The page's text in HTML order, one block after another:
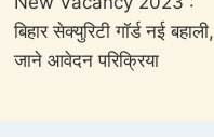
बिहार सेक्युरिटी गॉर्ड नई बहाली,
जाने आवेदन परिक्रिया